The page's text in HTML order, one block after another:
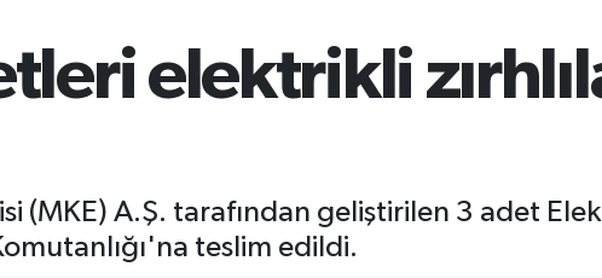
BİST100 13.799
elektrikli
(MKE) A.Ş. tarafından geliştirilen 3 adet
teslim edildi.